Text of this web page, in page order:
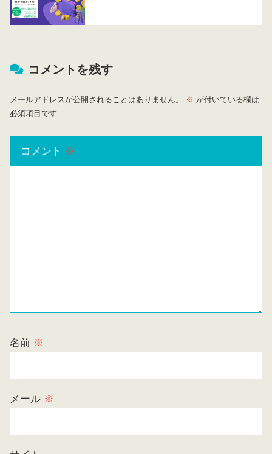
コメントを残す
メールアドレスが公開されることはありません。 ※ が付いている欄は
必須項目です
コメント ※
名前 ※
メール ※